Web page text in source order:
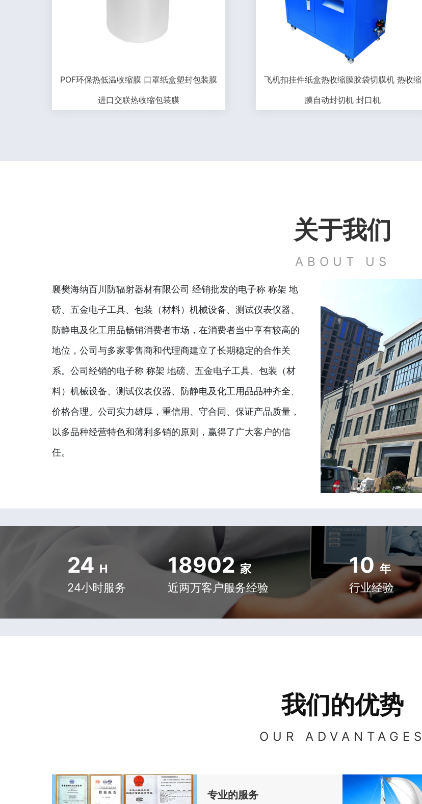
POF环保热低温收缩膜 口罩纸盒塑封包装膜
进口交联热收缩包装膜
飞机扣挂件纸盒热收缩膜胶袋切膜机 热收缩
膜自动封切机 封口机
关于我们
ABOUT US
襄樊海纳百川防辐射器材有限公司 经销批发的电子称 称架 地
磅、五金电子工具、包装（材料）机械设备、测试仪表仪器、
防静电及化工用品畅销消费者市场，在消费者当中享有较高的
地位，公司与多家零售商和代理商建立了长期稳定的合作关
系。公司经销的电子称 称架 地磅、五金电子工具、包装（材
料）机械设备、测试仪表仪器、防静电及化工用品品种齐全、
价格合理。公司实力雄厚，重信用、守合同、保证产品质量，
以多品种经营特色和薄利多销的原则，赢得了广大客户的信
任。
24 H
24小时服务
18902 家
近两万客户服务经验
10 年
行业经验
我们的优势
OUR ADVANTAGES
专业的服务